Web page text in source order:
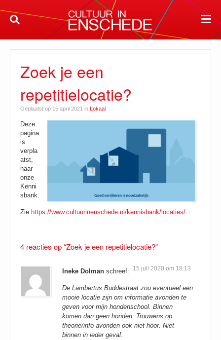
Zoek je een
repetitielocatie?
Geplaatst op 15 april 2021 in Lokaal
Deze
pagina
is
verpla
atst,
naar
onze
Kenni
sbank.
Zie https://www.cultuurinenschede.nl/kennisbank/locaties/.
4 reacties op “Zoek je een repetitielocatie?”
Ineke Dolman schreef: 15 juli 2020 om 18:13
De Lambertus Buddestraat zou eventueel een
mooie locatie zijn om informatie avonden te
geven voor mijn hondenschool. Binnen
komen dan geen honden. Trouwens op
theorie/info avonden ook niet hoor. Niet
binnen in ieder geval.